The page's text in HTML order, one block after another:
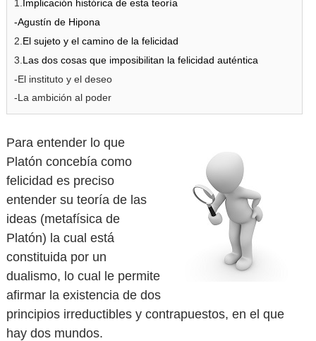
1. Implicación histórica de esta teoría
-Agustín de Hipona
2. El sujeto y el camino de la felicidad
3. Las dos cosas que imposibilitan la felicidad auténtica
-El instituto y el deseo
-La ambición al poder
Para entender lo que
Platón concebía como
felicidad es preciso
entender su teoría de las
ideas (metafísica de
Platón) la cual está
constituida por un
dualismo, lo cual le permite
afirmar la existencia de dos
principios irreductibles y contrapuestos, en el que
hay dos mundos.